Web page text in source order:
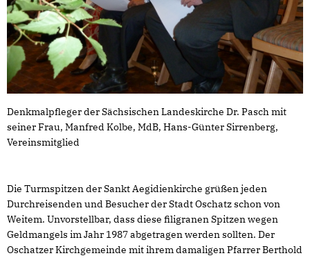
Denkmalpfleger der Sächsischen Landeskirche Dr. Pasch mit
seiner Frau, Manfred Kolbe, MdB, Hans-Günter Sirrenberg,
Vereinsmitglied
Die Turmspitzen der Sankt Aegidienkirche grüßen jeden
Durchreisenden und Besucher der Stadt Oschatz schon von
Weitem. Unvorstellbar, dass diese filigranen Spitzen wegen
Geldmangels im Jahr 1987 abgetragen werden sollten. Der
Oschatzer Kirchgemeinde mit ihrem damaligen Pfarrer Berthold